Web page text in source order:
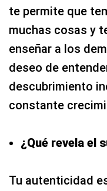
te permite que
muchas cosas y
enseñar a los
deseo de
descubrimiento
constante
¿Qué revela el
Tu autenticidad